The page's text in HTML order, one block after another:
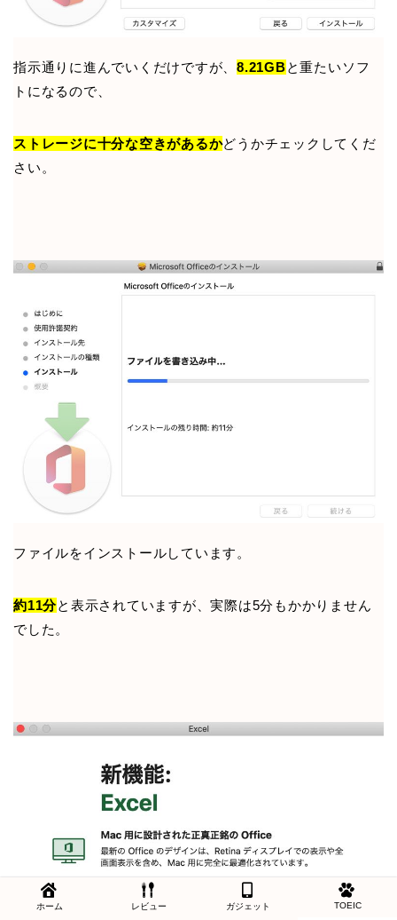
指示通りに進んでいくだけですが、8.21GBと重たいソフ
トになるので、
ストレージに十分な空きがあるかどうかチェックしてくだ
さい。
ファイルをインストールしています。
約11分と表示されていますが、実際は5分もかかりません
でした。
ホーム レビュー ガジェット TOEIC